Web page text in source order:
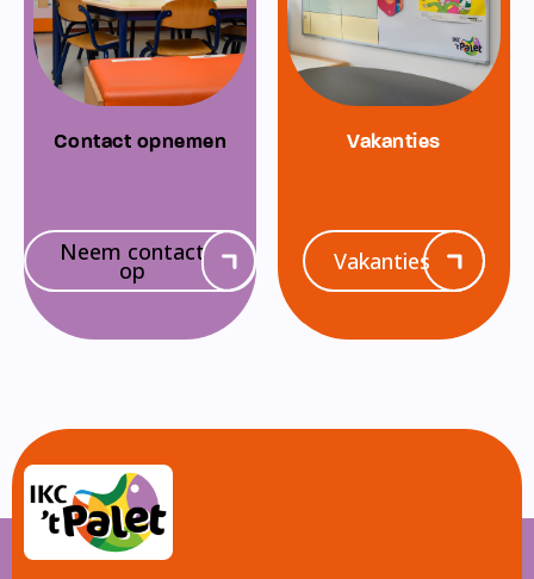
Contact opnemen
Neem contact
op
Vakanties
Vakanties